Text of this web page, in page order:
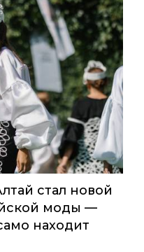
стал новой
моды —
находит